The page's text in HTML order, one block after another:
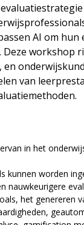
AI om hun
workshop
van
in het
kunnen worden
nauwkeurigere
het genereren